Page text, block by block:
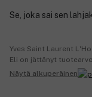
Se, joka sai sen
Yves Saint Laurent
Eli on jättänyt
Näytä alkuperäinen